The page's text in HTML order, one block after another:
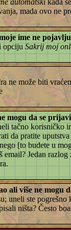
automatski kada
mada ovo ne
ime ne
opciju Sakrij moj
ne može biti
mogu da se
tačno korisničko
da pratite
[to budete u
email? Jedan
ali više ne mogu
uneli ste
ništa? Često